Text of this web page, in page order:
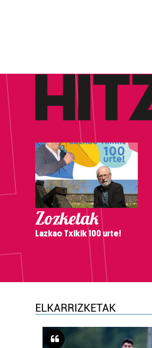
Zozketak
Lazkao Txikik 100 urte!
ELKARRIZKETAK